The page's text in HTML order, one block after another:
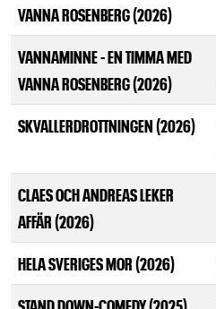
VANNA ROSENBERG (2026)
VANNAMINNE - EN TIMMA MED
VANNA ROSENBERG (2026)
SKVALLERDROTTNINGEN (2026)
CLAES OCH ANDREAS LEKER
AFFÄR (2026)
HELA SVERIGES MOR (2026)